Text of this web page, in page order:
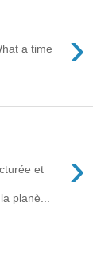
›
a time
›
et
planè...